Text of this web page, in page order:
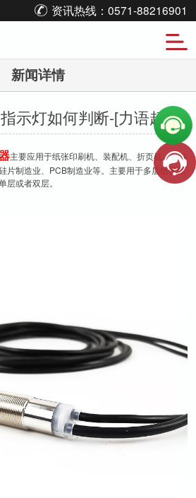
资讯热线：0571-88216901
新闻详情
示灯如何判断-[力语超声]
主要应用于纸张印刷机、装配机、折页机、贴标
片制造业、PCB制造业等。主要用于多层纸张以
层或者双层。